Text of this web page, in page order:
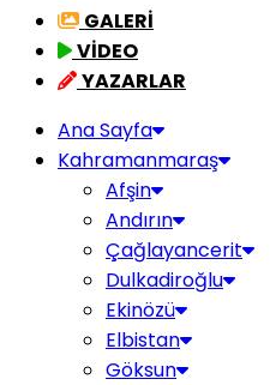
GALERİ
VİDEO
YAZARLAR
Ana Sayfa
Kahramanmaraş
Afşin
Andırın
Çağlayancerit
Dulkadiroğlu
Ekinözü
Elbistan
Göksun